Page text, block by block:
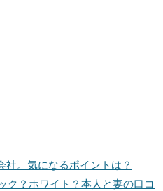
社。気になるポイントは？
ク？ホワイト？本人と妻の口コ